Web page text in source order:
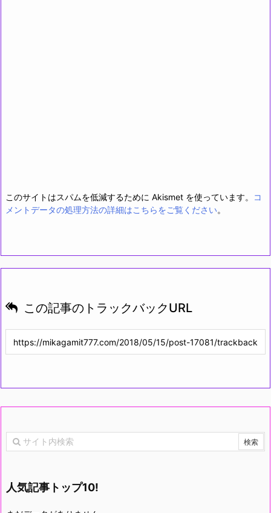
このサイトはスパムを低減するために Akismet を使っています。
コ
メントデータの処理方法の詳細はこちらをご覧ください。
この記事のトラックバックURL
人気記事トップ10!